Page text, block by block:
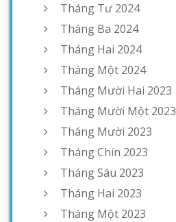
Tháng Tư 2024
Tháng Ba 2024
Tháng Hai 2024
Tháng Một 2024
Tháng Mười Hai 2023
Tháng Mười Một 2023
Tháng Mười 2023
Tháng Chín 2023
Tháng Sáu 2023
Tháng Hai 2023
Tháng Một 2023